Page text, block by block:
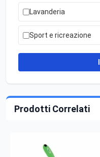
Lavanderia
Sport e ricreazione
Prodotti Correlati